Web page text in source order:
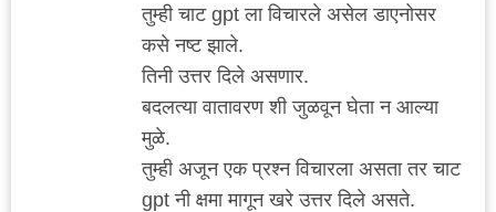
तुम्ही चाट gpt ला विचारले असेल डाएनोसर
कसे नष्ट झाले.
तिनी उत्तर दिले असणार.
बदलत्या वातावरण शी जुळवून घेता न आल्या
मुळे.
तुम्ही अजून एक प्रश्न विचारला असता तर चाट
gpt नी क्षमा मागून खरे उत्तर दिले असते.